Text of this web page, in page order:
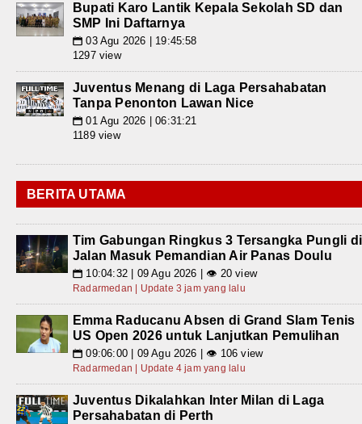
Bupati Karo Lantik Kepala Sekolah SD dan
SMP Ini Daftarnya
📅 03 Agu 2026 | 19:45:58
1297 view
Juventus Menang di Laga Persahabatan
Tanpa Penonton Lawan Nice
📅 01 Agu 2026 | 06:31:21
1189 view
BERITA UTAMA
Tim Gabungan Ringkus 3 Tersangka Pungli di
Jalan Masuk Pemandian Air Panas Doulu
📅 10:04:32 | 09 Agu 2026 | 👁 20 view
Radarmedan | Update 3 jam yang lalu
Emma Raducanu Absen di Grand Slam Tenis
US Open 2026 untuk Lanjutkan Pemulihan
📅 09:06:00 | 09 Agu 2026 | 👁 106 view
Radarmedan | Update 4 jam yang lalu
Juventus Dikalahkan Inter Milan di Laga
Persahabatan di Perth